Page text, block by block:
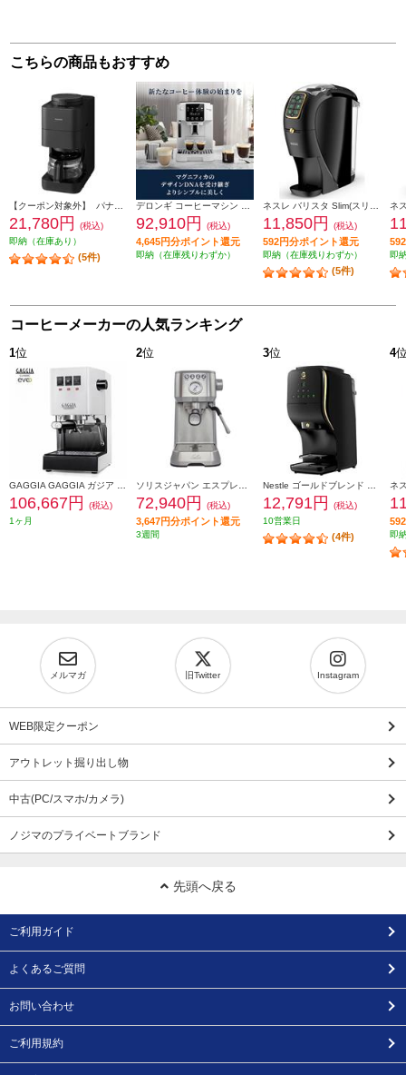
こちらの商品もおすすめ
21,780円
(税込)
即納（在庫あり）
(5件)
92,910円 (税込)
4,645円分ポイント還元
即納（在庫残りわずか）
11,850円 (税込)
592円分ポイント還元
即納（在庫残りわずか）
(5件)
即
コーヒーメーカーの人気ランキング
1位
106,667円
(税込)
1ヶ月
2位
72,940円 (税込)
3,647円分ポイント還元
3週間
3位
12,791円
(税込)
10営業日
(4件)
4
即
メルマガ 旧Twitter Instagram
WEB限定クーポン
アウトレット掘り出し物
中古(PC/スマホ/カメラ)
ノジマのプライベートブランド
先頭へ戻る
ご利用ガイド
よくあるご質問
お問い合わせ
ご利用規約